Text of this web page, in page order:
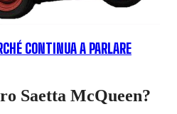
CONTINUA A PARLARE
Saetta McQueen?